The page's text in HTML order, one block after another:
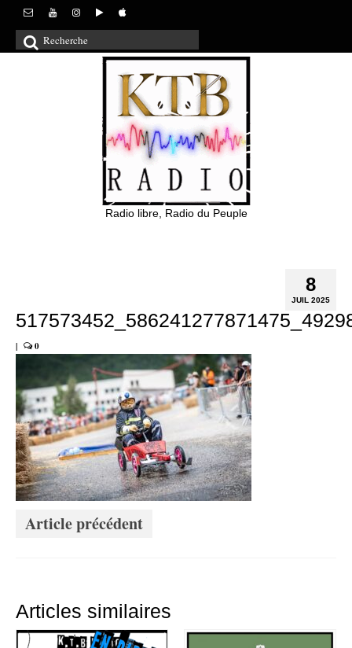
Rechercher
:
Radio libre, Radio du Peuple
8
JUIL 2025
| 0
Article précédent
Articles similaires